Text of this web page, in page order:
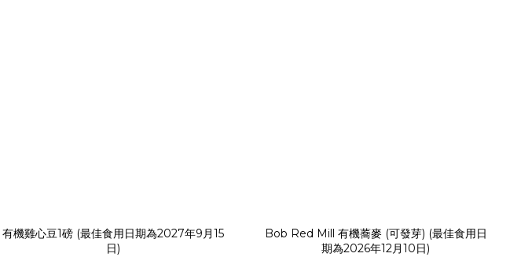
有機雞心豆1磅 (最佳食用日期為2027年9月15
日)
Bob Red Mill 有機蕎麥 (可發芽) (最佳食用日
期為2026年12月10日)